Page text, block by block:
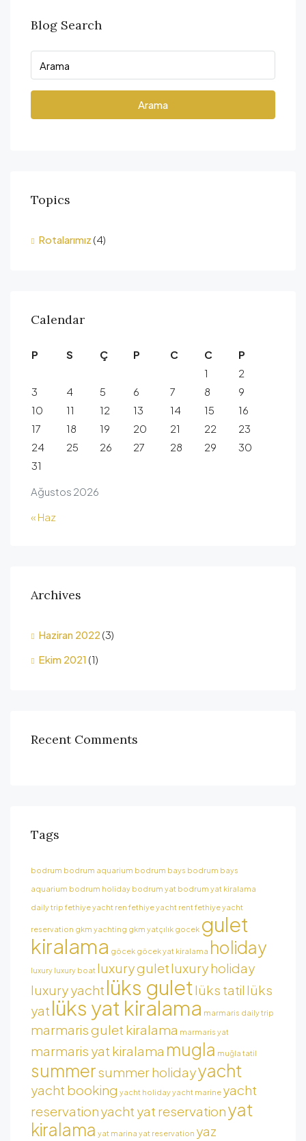
Blog Search
Arama
Topics
Rotalarımız (4)
Calendar
Ağustos 2026
P S Ç P C C
P
1
2
3
4 5 6 7 8
9
10
11 12 13 14 15
16
17
18 19 20 21 22
23
24
25 26 27 28 29
30
31
« Haz
Archives
Haziran 2022 (3)
Ekim 2021 (1)
Recent Comments
Tags
bodrum bodrum aquarium bodrum bays bodrum bays
aquarium bodrum holiday bodrum yat bodrum yat kiralama
daily trip fethiye yacht ren fethiye yacht rent fethiye yacht
reservation gkm yachting gkm yatçılık gocek gulet
kiralama göcek göcek yat kiralama holiday
luxury luxury boat luxury guletluxury holiday
luxury yacht lüks guletlüks tatil lüks
yat lüks yat kiralama marmaris daily trip
marmaris gulet kiralama marmaris yat
marmaris yat kiralama mugla muğla tatil
summersummer holidayyacht
yacht booking yacht holidayyacht marine yacht
reservationyacht yat reservationyat
kiralama yat marina yat reservation yaz